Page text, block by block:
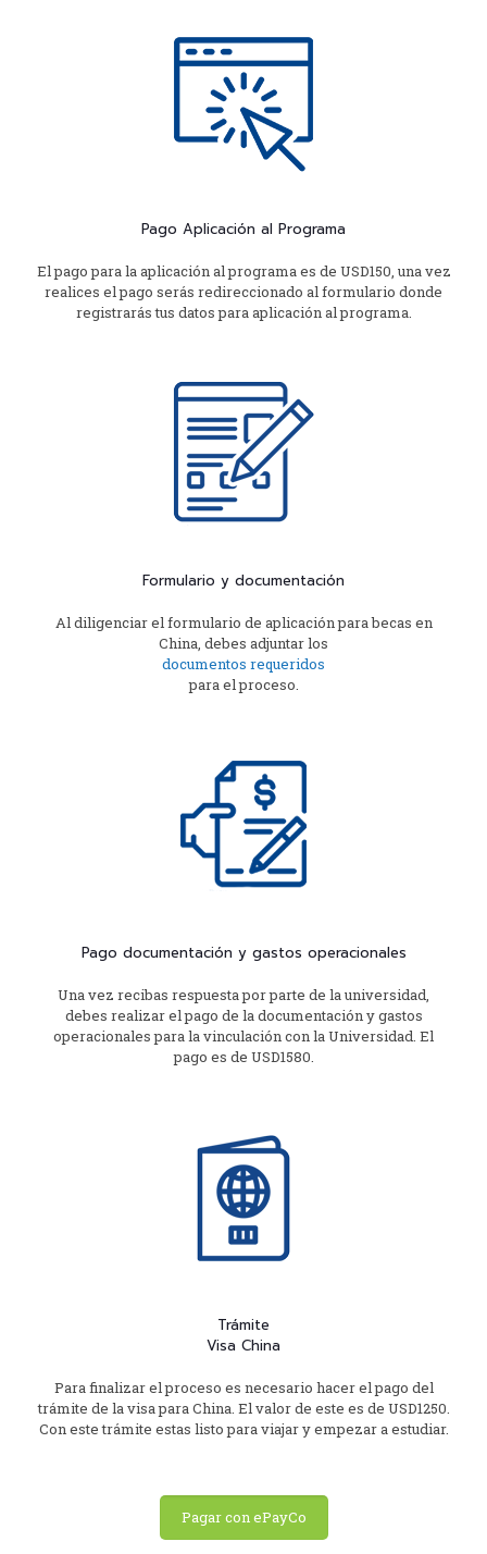
Pago Aplicación al Programa
El pago para la aplicación al programa es de USD150, una vez
realices el pago serás redireccionado al formulario donde
registrarás tus datos para aplicación al programa.
Formulario y documentación
Al diligenciar el formulario de aplicación para becas en
China, debes adjuntar los
documentos requeridos
para el proceso.
Pago documentación y gastos operacionales
Una vez recibas respuesta por parte de la universidad,
debes realizar el pago de la documentación y gastos
operacionales para la vinculación con la Universidad. El
pago es de USD1580.
Trámite
Visa China
Para finalizar el proceso es necesario hacer el pago del
trámite de la visa para China. El valor de este es de USD1250.
Con este trámite estas listo para viajar y empezar a estudiar.
Pagar con ePayCo